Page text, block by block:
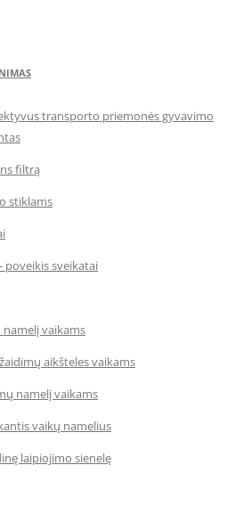
transporto priemonės gyvavimo
filtrą
stiklams
poveikis sveikatai
vaikams
aikšteles vaikams
namelį vaikams
vaikų namelius
laipiojimo sienelę